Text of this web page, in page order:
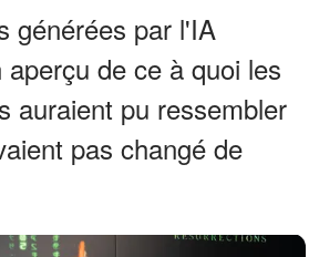
générées par l'IA
de ce à quoi les
auraient pu ressembler
pas changé de